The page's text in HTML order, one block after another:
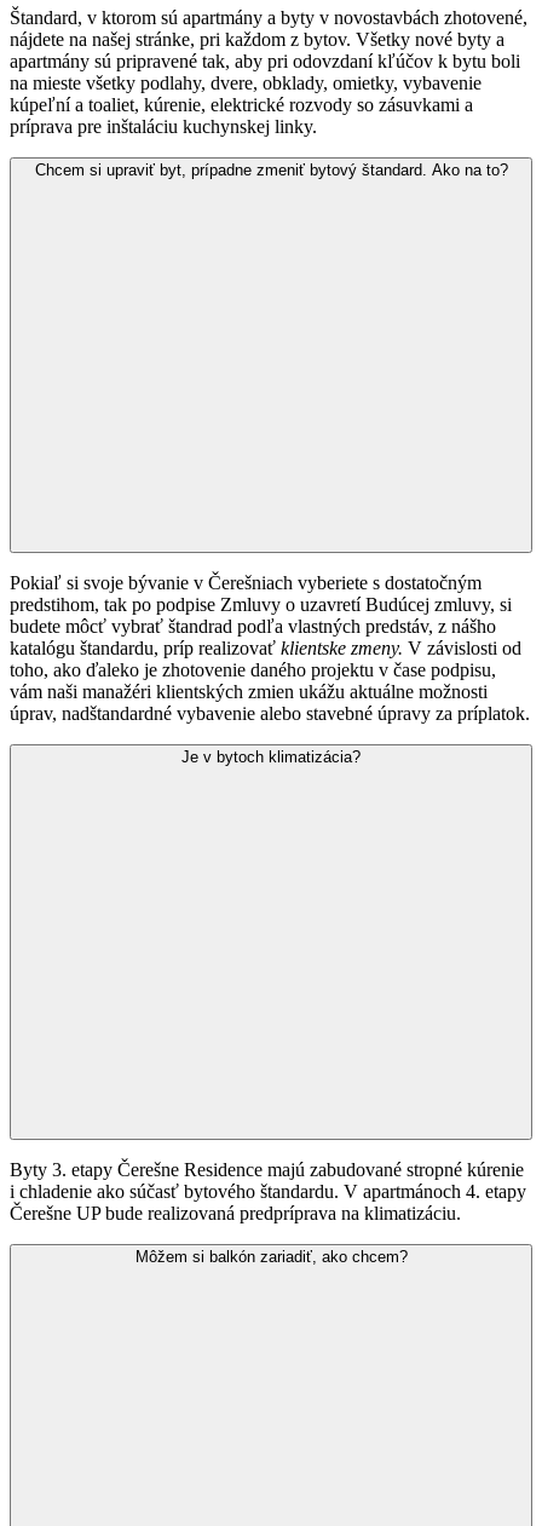
Štandard, v ktorom sú apartmány a byty v novostavbách zhotovené,
nájdete na našej stránke, pri každom z bytov. Všetky nové byty a
apartmány sú pripravené tak, aby pri odovzdaní kľúčov k bytu boli
na mieste všetky podlahy, dvere, obklady, omietky, vybavenie
kúpeľní a toaliet, kúrenie, elektrické rozvody so zásuvkami a
príprava pre inštaláciu kuchynskej linky.
Chcem si upraviť byt, prípadne zmeniť bytový štandard. Ako na to?
Pokiaľ si svoje bývanie v Čerešniach vyberiete s dostatočným
predstihom, tak po podpise Zmluvy o uzavretí Budúcej zmluvy, si
budete môcť vybrať štandrad podľa vlastných predstáv, z nášho
katalógu štandardu, príp realizovať klientske zmeny. V závislosti od
toho, ako ďaleko je zhotovenie daného projektu v čase podpisu,
vám naši manažéri klientských zmien ukážu aktuálne možnosti
úprav, nadštandardné vybavenie alebo stavebné úpravy za príplatok.
Je v bytoch klimatizácia?
Byty 3. etapy Čerešne Residence majú zabudované stropné kúrenie
i chladenie ako súčasť bytového štandardu. V apartmánoch 4. etapy
Čerešne UP bude realizovaná predpríprava na klimatizáciu.
Môžem si balkón zariadiť, ako chcem?